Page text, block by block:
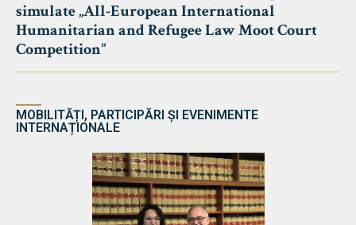
simulate „All-European International
Humanitarian and Refugee Law Moot Court
Competition”
MOBILITĂȚI, PARTICIPĂRI ȘI EVENIMENTE
INTERNAȚIONALE